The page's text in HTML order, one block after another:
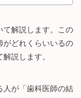
て解説します。この
がどれくらいいるの
説します。
人が「歯科医師の結